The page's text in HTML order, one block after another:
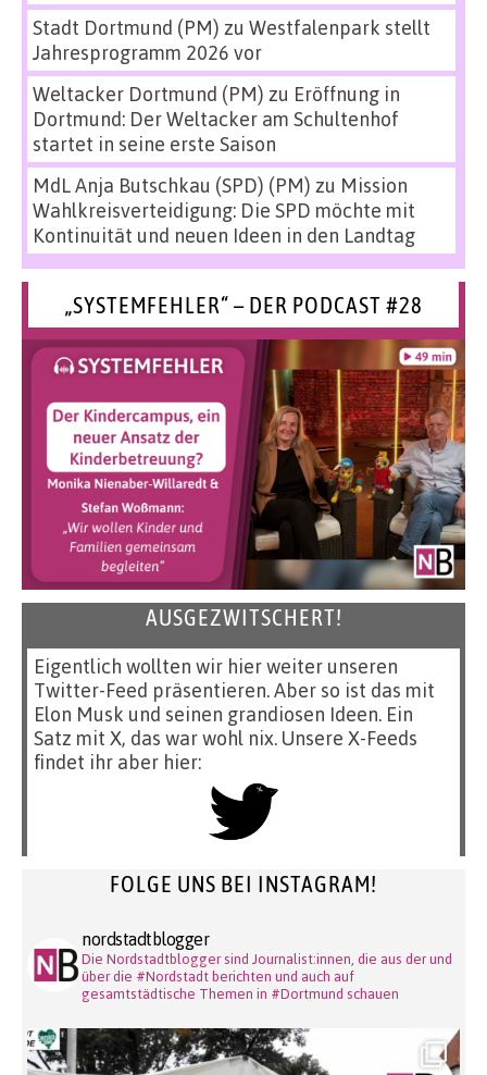
Stadt Dortmund (PM) zu Westfalenpark stellt
Jahresprogramm 2026 vor
Weltacker Dortmund (PM) zu Eröffnung in
Dortmund: Der Weltacker am Schultenhof
startet in seine erste Saison
MdL Anja Butschkau (SPD) (PM) zu Mission
Wahlkreisverteidigung: Die SPD möchte mit
Kontinuität und neuen Ideen in den Landtag
„SYSTEMFEHLER“ – DER PODCAST #28
AUSGEZWITSCHERT!
Eigentlich wollten wir hier weiter unseren
Twitter-Feed präsentieren. Aber so ist das mit
Elon Musk und seinen grandiosen Ideen. Ein
Satz mit X, das war wohl nix. Unsere X-Feeds
findet ihr aber hier:
FOLGE UNS BEI INSTAGRAM!
nordstadtblogger
Die Nordstadtblogger sind Journalist:innen, die aus der und
über die #Nordstadt berichten und auch auf
gesamtstädtische Themen in #Dortmund schauen